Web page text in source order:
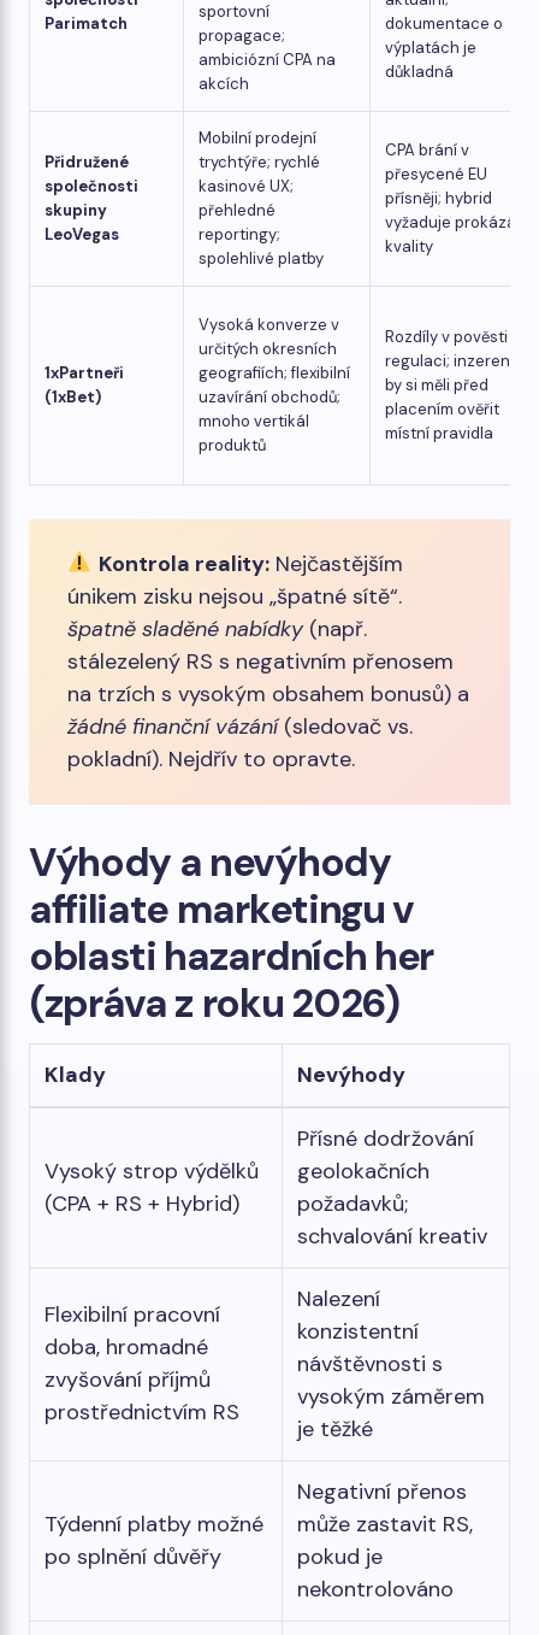
Parimatch
sportovní
propagace;
ambiciózní CPA na
akcích
dokumentace o
výplatách je
důkladná
Přidružené
společnosti
skupiny
LeoVegas
Mobilní prodejní
trychtýře; rychlé
kasinové UX;
přehledné
reportingy;
spolehlivé platby
CPA brání v
přesycené EU
přísněji; hybrid
vyžaduje prokázání
kvality
1xPartneři
(1xBet)
Vysoká konverze v
určitých okresních
geografiích; flexibilní
uzavírání obchodů;
mnoho vertikál
produktů
Rozdíly v pověsti a
regulaci; inzerenti
by si měli před
placením ověřit
místní pravidla
Kontrola reality:Nejčastějším
únikem zisku nejsou „špatné sítě“.
špatně sladěné nabídky(např.
stálezelený RS s negativním přenosem
na trzích s vysokým obsahem bonusů) a
žádné finanční vázání(sledovač vs.
pokladní). Nejdřív to opravte.
Výhody a nevýhody
affiliate marketingu v
oblasti hazardních her
(zpráva z roku 2026)
Klady Nevýhody
Vysoký strop výdělků
(CPA + RS + Hybrid)
Přísné dodržování
geolokačních
požadavků;
schvalování kreativ
Flexibilní pracovní
doba, hromadné
zvyšování příjmů
prostřednictvím RS
Nalezení
konzistentní
návštěvnosti s
vysokým záměrem
je těžké
Týdenní platby možné
po splnění důvěřy
Negativní přenos
může zastavit RS,
pokud je
nekontrolováno